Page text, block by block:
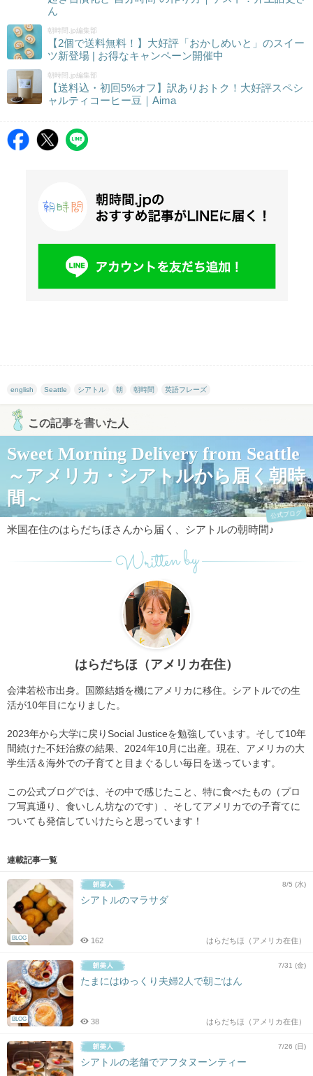
ん
朝時間.jp編集部
【2個で送料無料！】大好評「おかしめいと」のスイー
ツ新登場 | お得なキャンペーン開催中
朝時間.jp編集部
【送料込・初回5%オフ】訳ありおトク！大好評スペシ
ャルティコーヒー豆｜Aima
english Seattle シアトル 朝 朝時間 英語フレーズ
この記事を書いた人
Sweet Morning Delivery from Seattle
～アメリカ・シアトルから届く朝時
間～
公式ブログ
米国在住のはらだちほさんから届く、シアトルの朝時間♪
Written by
はらだちほ（アメリカ在住）
会津若松市出身。国際結婚を機にアメリカに移住。シアトルでの生
活が10年目になりました。
2023年から大学に戻りSocial Justiceを勉強しています。そして10年
間続けた不妊治療の結果、2024年10月に出産。現在、アメリカの大
学生活＆海外での子育てと目まぐるしい毎日を送っています。
この公式ブログでは、その中で感じたこと、特に食べたもの（プロ
フ写真通り、食いしん坊なのです）、そしてアメリカでの子育てに
ついても発信していけたらと思っています！
連載記事一覧
BLOG
8/5 (水)
シアトルのマラサダ
はらだちほ（アメリカ在住）
162
BLOG
7/31 (金)
たまにはゆっくり夫婦2人で朝ごはん
はらだちほ（アメリカ在住）
38
7/26 (日)
シアトルの老舗でアフタヌーンティー